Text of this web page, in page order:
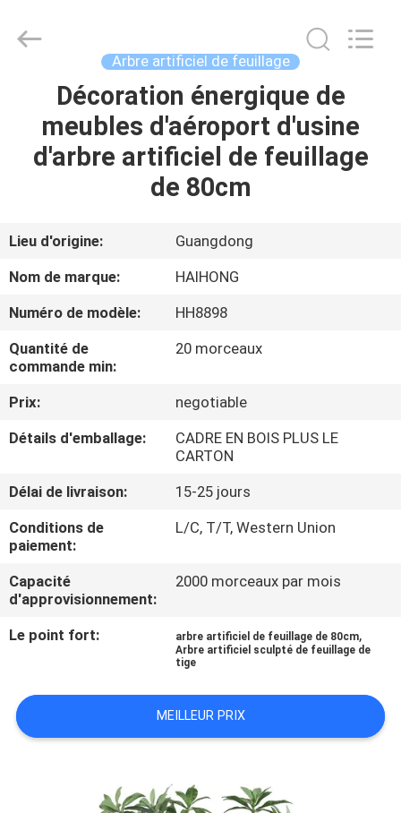
MAISON
PRODUITS
À
DE
NOUS
VISITE
DE
CONTRÔLE
QUALITÉ
NOUS
NOUVELLES
AFFAIRES
Crafts
Factory.
Arbre artificiel de feuillage
Décoration énergique de
meubles d'aéroport d'usine
d'arbre artificiel de feuillage
de 80cm
Lieu d'origine:
Guangdong
Nom de marque:
HAIHONG
Numéro de modèle:
HH8898
Quantité de
commande min:
20 morceaux
Prix:
negotiable
Détails d'emballage:
CADRE EN BOIS PLUS LE
CARTON
Délai de livraison:
15-25 jours
Conditions de
paiement:
L/C, T/T, Western Union
Capacité
d'approvisionnement:
2000 morceaux par mois
Le point fort: arbre artificiel de feuillage de 80cm,
Arbre artificiel sculpté de feuillage de
tige
MEILLEUR PRIX